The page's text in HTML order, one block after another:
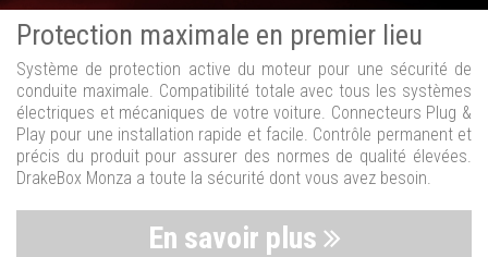
Protection maximale en premier lieu
Système de protection active du moteur pour une sécurité de
conduite maximale. Compatibilité totale avec tous les systèmes
électriques et mécaniques de votre voiture. Connecteurs Plug &
Play pour une installation rapide et facile. Contrôle permanent et
précis du produit pour assurer des normes de qualité élevées.
DrakeBox Monza a toute la sécurité dont vous avez besoin.
En savoir plus